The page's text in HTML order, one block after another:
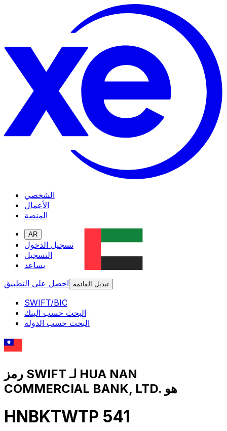
الشخصي
الأعمال
المنصة
AR
تسجيل الدخول
التسجيل
يساعد
احصل على التطبيق
تبديل القائمة
SWIFT/BIC
البحث حسب البنك
البحث حسب الدولة
رمز SWIFT لـ HUA NAN
COMMERCIAL BANK, LTD. هو
HNBKTWTP 541